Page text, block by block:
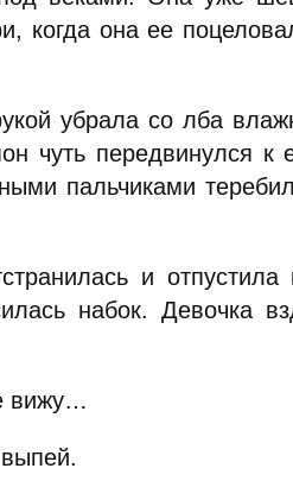
когда она ее
убрала со лба
чуть передвинулся к
пальчиками
и
набок. Девочка
вижу…